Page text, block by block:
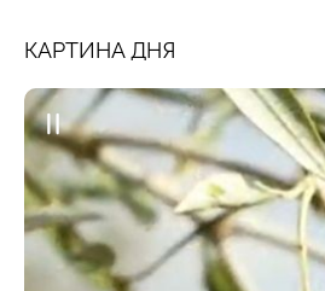
КАРТИНА ДНЯ